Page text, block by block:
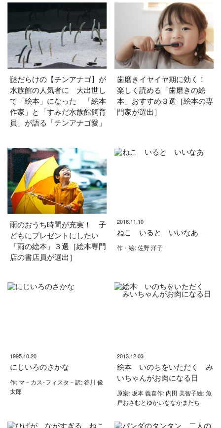
謎だらけの【チンアナゴ】が
水族館の人気者に 大出世し
て「絵本」になった 「絵本
作家」と「すみだ水族館飼育
員」が語る「チンアナゴ愛」
歯磨きイヤイヤ期に効く！
楽しく読める「歯磨きの絵
本」おすすめ３選［絵本の専
門家が選出］
雨のおうち時間が充実！ 子
どもにプレゼントにしたい
「雨の絵本」３選［絵本専門
店の書店員が選出］
2016.11.10
ねこ いると いいなあ
作・絵: 佐野 洋子
1995.10.20
にじいろのさかな
作: マ－カス･フィスタ－訳: 谷川 俊
太郎
2013.12.03
絵本 いのちをいただく み
いちゃんがお肉になる日
原案: 坂本 義喜作: 内田 美智子絵: 魚
戸おさむとゆかいななかまたち